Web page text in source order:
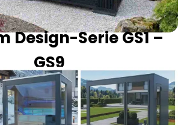
Design-Serie GS1 –
GS9